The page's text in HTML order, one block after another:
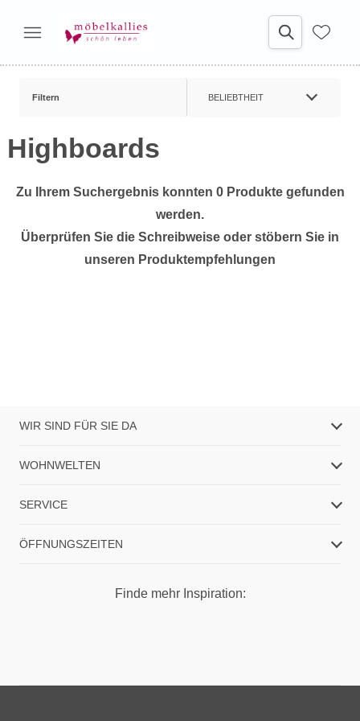
Filtern BELIEBTHEIT
Highboards
Zu Ihrem Suchergebnis konnten 0 Produkte gefunden
werden.
Überprüfen Sie die Schreibweise oder stöbern Sie in
unseren Produktempfehlungen
WIR SIND FÜR SIE DA
WOHNWELTEN
SERVICE
ÖFFNUNGSZEITEN
Finde mehr Inspiration: